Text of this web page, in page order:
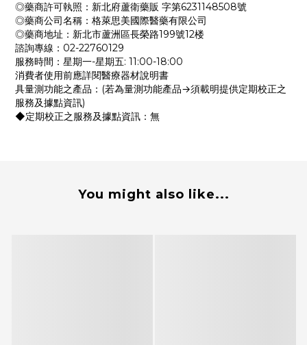
◎藥商許可執照：新北府蘆衛藥販 字第6231148508號
◎藥商公司名稱：格萊思美國際醫藥有限公司
◎藥商地址：新北市蘆洲區長榮路199號12楼
諮詢專線：02-22760129
服務時間：星期一-星期五: 11:00-18:00
消費者使用前應詳閱醫療器材說明書
具量測功能之產品：(若為量測功能產品→須載明提供定期校正之
服務及據點資訊)
◆定期校正之服務及據點資訊：無
You might also like...